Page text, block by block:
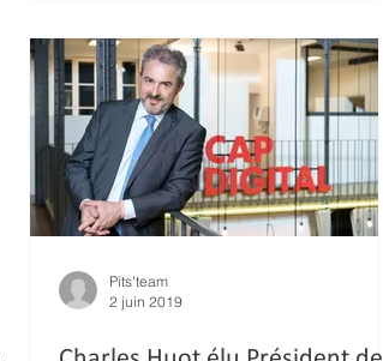
Pits'team
2 juin 2019